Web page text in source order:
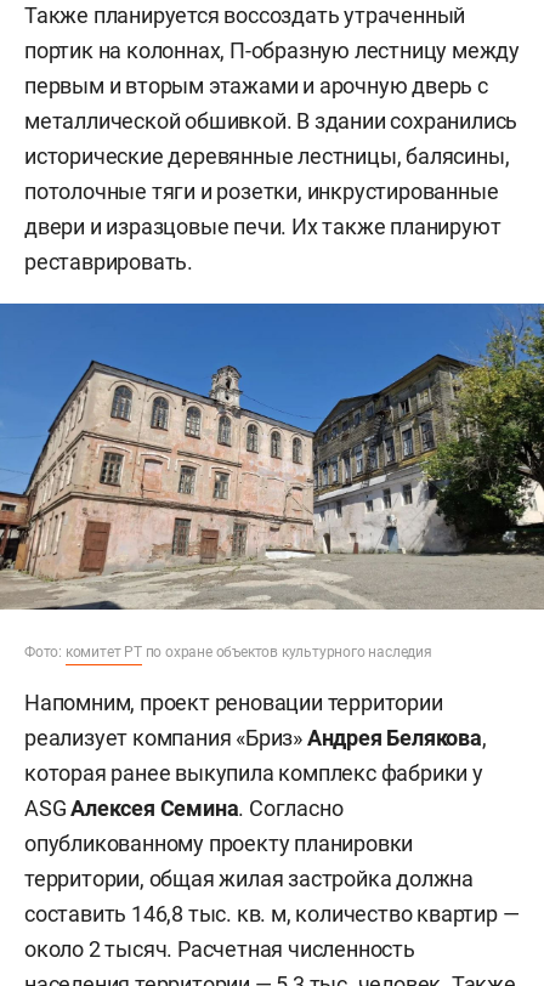
Также планируется воссоздать утраченный
портик на колоннах, П-образную лестницу между
первым и вторым этажами и арочную дверь с
металлической обшивкой. В здании сохранились
исторические деревянные лестницы, балясины,
потолочные тяги и розетки, инкрустированные
двери и изразцовые печи. Их также планируют
реставрировать.
Фото: комитет РТпо охране объектов культурного наследия
Напомним, проект реновации территории
реализует компания «Бриз»Андрея Белякова,
которая ранее выкупила комплекс фабрики у
ASGАлексея Семина. Согласно
опубликованному проекту планировки
территории, общая жилая застройка должна
составить 146,8 тыс. кв. м, количество квартир —
около 2 тысяч. Расчетная численность